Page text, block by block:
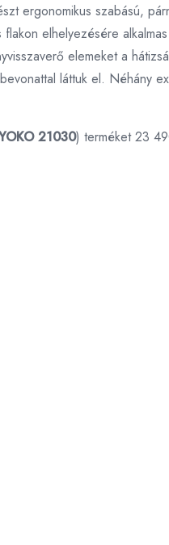
ergonomikus szabású,
elhelyezésére
elemeket a
láttuk el. Néhány
21030) terméket 23